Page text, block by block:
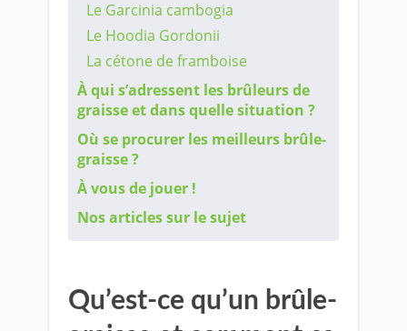
Le Garcinia cambogia
Le Hoodia Gordonii
La cétone de framboise
À qui s’adressent les brûleurs de
graisse et dans quelle situation ?
Où se procurer les meilleurs brûle-
graisse ?
À vous de jouer !
Nos articles sur le sujet
Qu’est-ce qu’un brûle-